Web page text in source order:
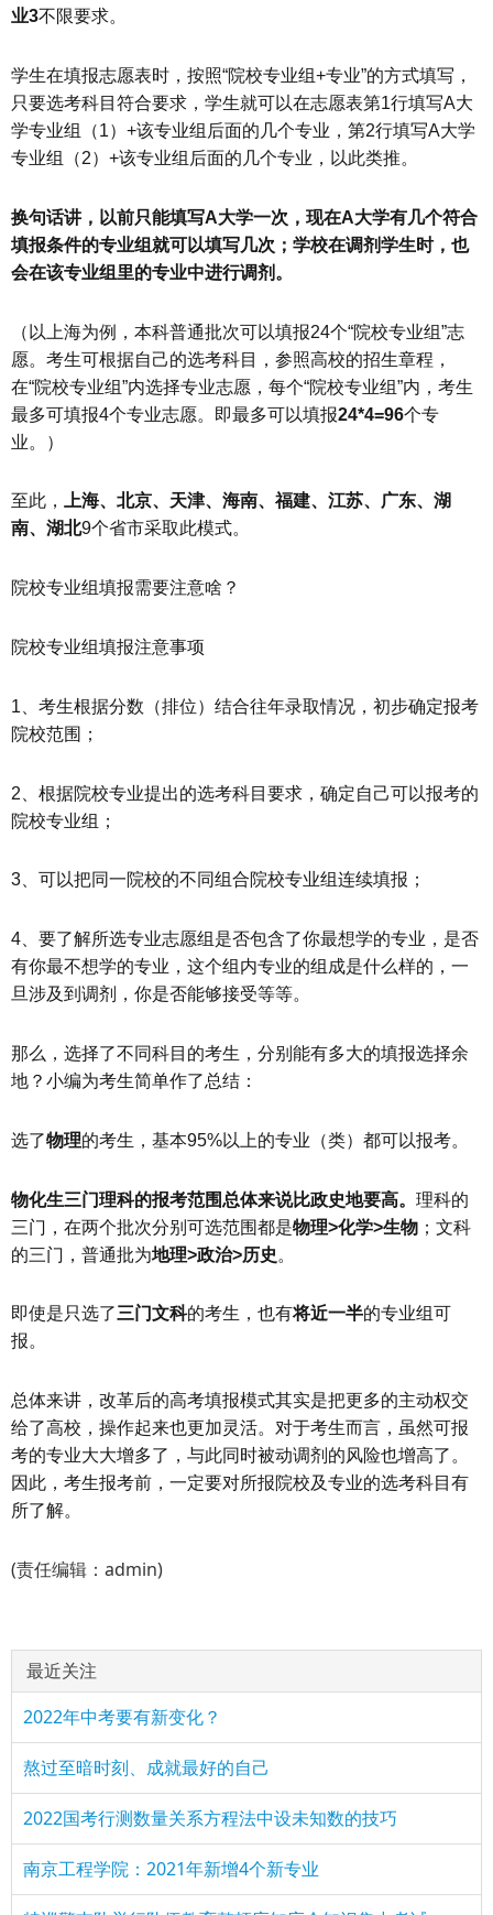
业3不限要求。
学生在填报志愿表时，按照“院校专业组+专业”的方式填写，
只要选考科目符合要求，学生就可以在志愿表第1行填写A大
学专业组（1）+该专业组后面的几个专业，第2行填写A大学
专业组（2）+该专业组后面的几个专业，以此类推。
换句话讲，以前只能填写A大学一次，现在A大学有几个符合
填报条件的专业组就可以填写几次；学校在调剂学生时，也
会在该专业组里的专业中进行调剂。
（以上海为例，本科普通批次可以填报24个“院校专业组”志
愿。考生可根据自己的选考科目，参照高校的招生章程，
在“院校专业组”内选择专业志愿，每个“院校专业组”内，考生
最多可填报4个专业志愿。即最多可以填报24*4=96个专
业。）
至此，
上海、北京、天津、海南、福建、江苏、广东、湖
南、湖北9个省市采取此模式。
院校专业组填报需要注意啥？
院校专业组填报注意事项
1、考生根据分数（排位）结合往年录取情况，初步确定报考
院校范围；
2、根据院校专业提出的选考科目要求，确定自己可以报考的
院校专业组；
3、可以把同一院校的不同组合院校专业组连续填报；
4、要了解所选专业志愿组是否包含了你最想学的专业，是否
有你最不想学的专业，这个组内专业的组成是什么样的，一
旦涉及到调剂，你是否能够接受等等。
那么，选择了不同科目的考生，分别能有多大的填报选择余
地？小编为考生简单作了总结：
选了物理的考生，基本95%以上的专业（类）都可以报考。
物化生三门理科的报考范围总体来说比政史地要高。 理科的
三门，在两个批次分别可选范围都是物理>化学>生物 ；文科
的三门，普通批为地理>政治>历史 。
即使是只选了三门文科的考生，也有将近一半的专业组可
报。
总体来讲，改革后的高考填报模式其实是把更多的主动权交
给了高校，操作起来也更加灵活。对于考生而言，虽然可报
考的专业大大增多了，与此同时被动调剂的风险也增高了。
因此，考生报考前，一定要对所报院校及专业的选考科目有
所了解。
(责任编辑：admin)
最近关注
2022年中考要有新变化？
熬过至暗时刻、成就最好的自己
2022国考行测数量关系方程法中设未知数的技巧
南京工程学院：2021年新增4个新专业